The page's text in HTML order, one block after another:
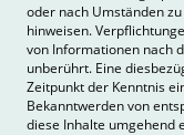
oder nach Umständen
hinweisen.
von Informationen nach
unberührt. Eine
Zeitpunkt der Kenntnis
Bekanntwerden von
diese Inhalte umgehend